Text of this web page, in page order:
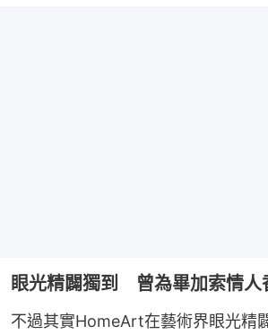
眼光精闢獨到 曾為畢加索情人
不過其實HomeArt在藝術界眼光精